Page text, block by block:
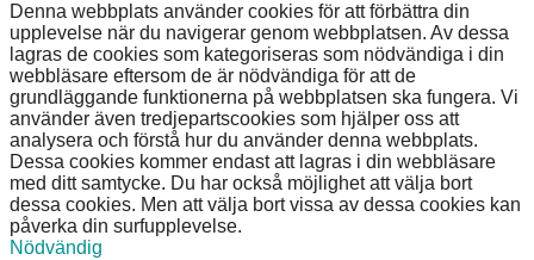
Denna webbplats använder cookies för att förbättra din
upplevelse när du navigerar genom webbplatsen. Av dessa
lagras de cookies som kategoriseras som nödvändiga i din
webbläsare eftersom de är nödvändiga för att de
grundläggande funktionerna på webbplatsen ska fungera. Vi
använder även tredjepartscookies som hjälper oss att
analysera och förstå hur du använder denna webbplats.
Dessa cookies kommer endast att lagras i din webbläsare
med ditt samtycke. Du har också möjlighet att välja bort
dessa cookies. Men att välja bort vissa av dessa cookies kan
påverka din surfupplevelse.
Nödvändig